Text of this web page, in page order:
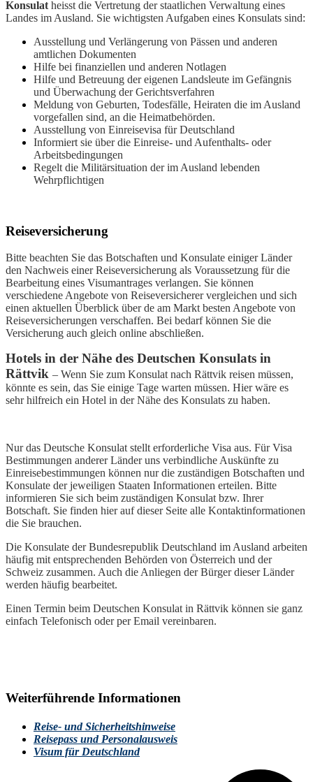
Konsulat heisst die Vertretung der staatlichen Verwaltung eines
Landes im Ausland. Sie wichtigsten Aufgaben eines Konsulats sind:
Ausstellung und Verlängerung von Pässen und anderen
amtlichen Dokumenten
Hilfe bei finanziellen und anderen Notlagen
Hilfe und Betreuung der eigenen Landsleute im Gefängnis
und Überwachung der Gerichtsverfahren
Meldung von Geburten, Todesfälle, Heiraten die im Ausland
vorgefallen sind, an die Heimatbehörden.
Ausstellung von Einreisevisa für Deutschland
Informiert sie über die Einreise- und Aufenthalts- oder
Arbeitsbedingungen
Regelt die Militärsituation der im Ausland lebenden
Wehrpflichtigen
Reiseversicherung
Bitte beachten Sie das Botschaften und Konsulate einiger Länder
den Nachweis einer Reiseversicherung als Voraussetzung für die
Bearbeitung eines Visumantrages verlangen. Sie können
verschiedene Angebote von Reiseversicherer vergleichen und sich
einen aktuellen Überblick über de am Markt besten Angebote von
Reiseversicherungen verschaffen. Bei bedarf können Sie die
Versicherung auch gleich online abschließen.
Hotels in der Nähe des Deutschen Konsulats in
Rättvik – Wenn Sie zum Konsulat nach Rättvik reisen müssen,
könnte es sein, das Sie einige Tage warten müssen. Hier wäre es
sehr hilfreich ein Hotel in der Nähe des Konsulats zu haben.
Nur das Deutsche Konsulat stellt erforderliche Visa aus. Für Visa
Bestimmungen anderer Länder uns verbindliche Auskünfte zu
Einreisebestimmungen können nur die zuständigen Botschaften und
Konsulate der jeweiligen Staaten Informationen erteilen. Bitte
informieren Sie sich beim zuständigen Konsulat bzw. Ihrer
Botschaft. Sie finden hier auf dieser Seite alle Kontaktinformationen
die Sie brauchen.
Die Konsulate der Bundesrepublik Deutschland im Ausland arbeiten
häufig mit entsprechenden Behörden von Österreich und der
Schweiz zusammen. Auch die Anliegen der Bürger dieser Länder
werden häufig bearbeitet.
Einen Termin beim Deutschen Konsulat in Rättvik können sie ganz
einfach Telefonisch oder per Email vereinbaren.
Weiterführende Informationen
Reise- und Sicherheitshinweise
Reisepass und Personalausweis
Visum für Deutschland